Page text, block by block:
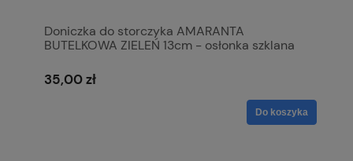
Doniczka do storczyka AMARANTA
BUTELKOWA ZIELEŃ 13cm - osłonka szklana
35,00 zł
Do koszyka